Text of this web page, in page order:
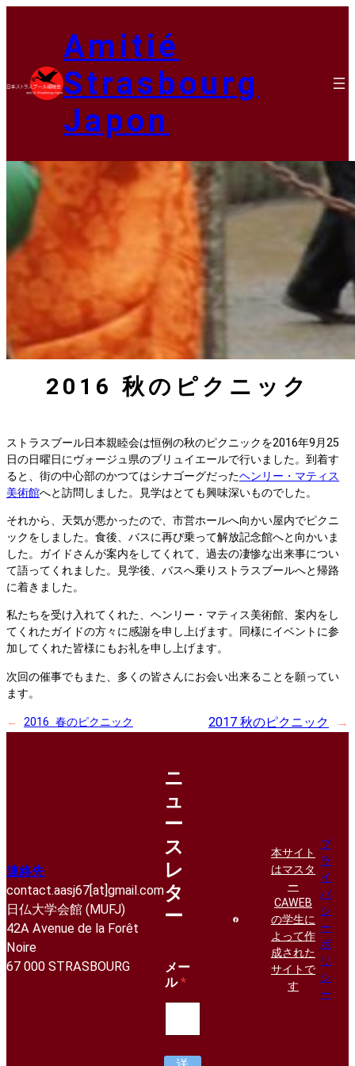
Amitié
Strasbourg
Japon
2016 秋のピクニック
ストラスブール日本親睦会は恒例の秋のピクニックを2016年9月25
日の日曜日にヴォージュ県のブリュイエールで行いました。到着す
ると、街の中心部のかつてはシナゴーグだったヘンリー・マティス
美術館へと訪問しました。見学はとても興味深いものでした。
それから、天気が悪かったので、市営ホールへ向かい屋内でピクニ
ックをしました。食後、バスに再び乗って解放記念館へと向かいま
した。ガイドさんが案内をしてくれて、過去の凄惨な出来事につい
て語ってくれました。見学後、バスへ乗りストラスブールへと帰路
に着きました。
私たちを受け入れてくれた、ヘンリー・マティス美術館、案内をし
てくれたガイドの方々に感謝を申し上げます。同様にイベントに参
加してくれた皆様にもお礼を申し上げます。
次回の催事でもまた、多くの皆さんにお会い出来ることを願ってい
ます。
← 2016 春のピクニック 2017 秋のピクニック →
連絡先
contact.aasj67[at]gmail.com
日仏大学会館 (MUFJ)
42A Avenue de la Forêt
Noire
67 000 STRASBOURG
ニ
ュ
ー
ス
レ
タ
ー
メー
ル*
本サイト
はマスタ
ー
CAWEB
の学生に
よって作
成された
サイトで
す
プ
ラ
イ
バ
シ
ー
ポ
リ
シ
ー